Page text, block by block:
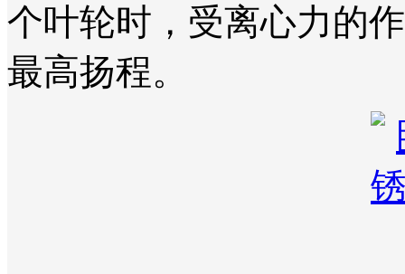
个叶轮时，受离心力的
最高扬程。